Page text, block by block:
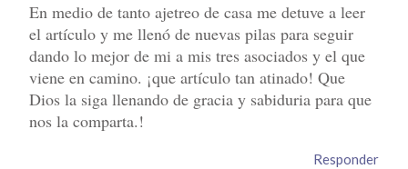
En medio de tanto ajetreo de casa me detuve a leer
el artículo y me llenó de nuevas pilas para seguir
dando lo mejor de mi a mis tres asociados y el que
viene en camino. ¡que artículo tan atinado! Que
Dios la siga llenando de gracia y sabiduria para que
nos la comparta.!
Responder